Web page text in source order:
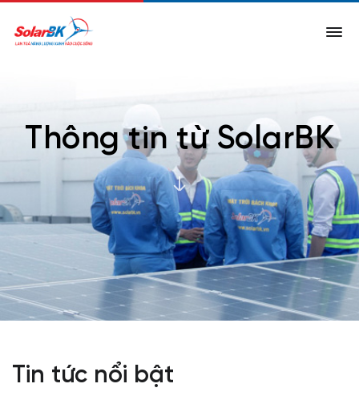
Thông tin từ SolarBK
Tin tức nổi bật